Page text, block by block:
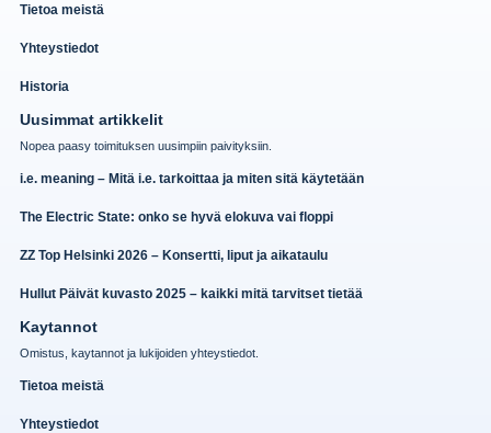
Tietoa meistä
Yhteystiedot
Historia
Uusimmat artikkelit
Nopea paasy toimituksen uusimpiin paivityksiin.
i.e. meaning – Mitä i.e. tarkoittaa ja miten sitä käytetään
The Electric State: onko se hyvä elokuva vai floppi
ZZ Top Helsinki 2026 – Konsertti, liput ja aikataulu
Hullut Päivät kuvasto 2025 – kaikki mitä tarvitset tietää
Kaytannot
Omistus, kaytannot ja lukijoiden yhteystiedot.
Tietoa meistä
Yhteystiedot